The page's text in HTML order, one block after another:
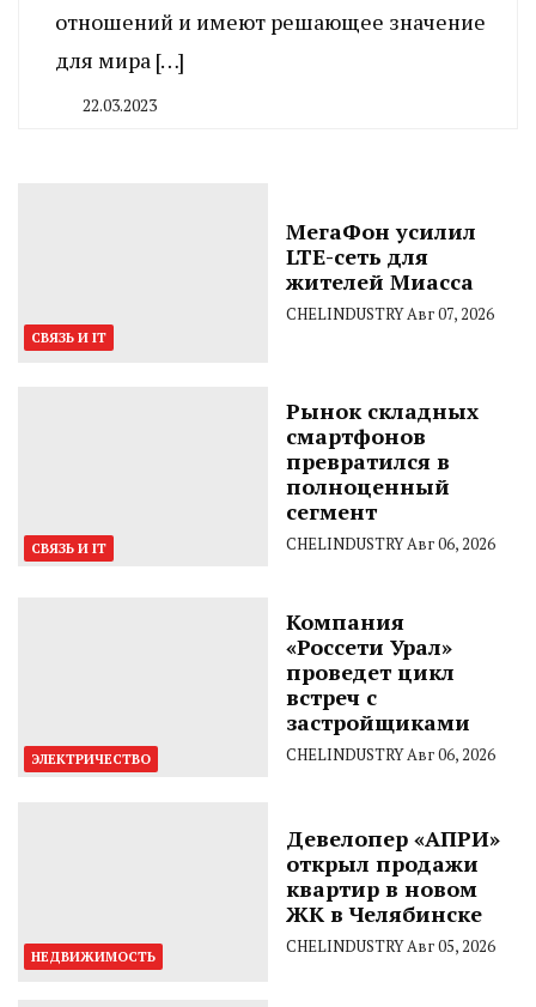
отношений и имеют решающее значение
для мира […]
22.03.2023
СВЯЗЬ И IT
МегаФон усилил
LTE-сеть для
жителей Миасса
CHELINDUSTRYАвг 07, 2026
СВЯЗЬ И IT
Рынок складных
смартфонов
превратился в
полноценный
сегмент
CHELINDUSTRY Авг 06, 2026
ЭЛЕКТРИЧЕСТВО
Компания
«Россети Урал»
проведет цикл
встреч с
застройщиками
CHELINDUSTRY Авг 06, 2026
НЕДВИЖИМОСТЬ
Девелопер «АПРИ»
открыл продажи
квартир в новом
ЖК в Челябинске
CHELINDUSTRY Авг 05, 2026